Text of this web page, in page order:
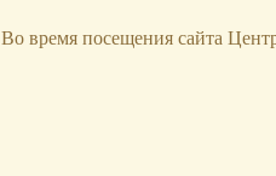
bibl-serv@mail.ru
Во время посещения сайта